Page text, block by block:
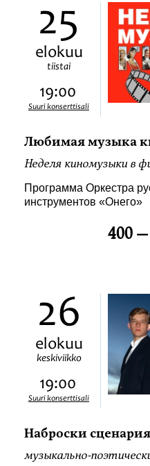
25
elokuu
tiistai
19:00
Suuri konserttisali
Любимая музыка
Неделя киномузыки в
Программа Оркестра
инструментов «Онего»
400 —
26
elokuu
keskiviikko
19:00
Suuri konserttisali
Наброски сценария
музыкально-